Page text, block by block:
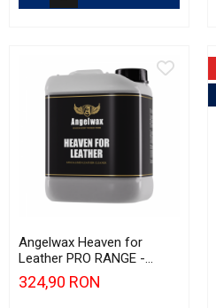
Angelwax Heaven for
Leather PRO RANGE -
Soluție curățare piele, cu
pH neutru (5L)
324,90 RON